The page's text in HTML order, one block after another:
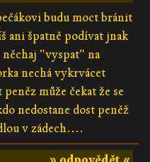
budu moct bránit
ani špatně podívat jnak
"vyspat" na
nechá vykrvácet
může čekat že se
nedostane dost peněž
v zádech....